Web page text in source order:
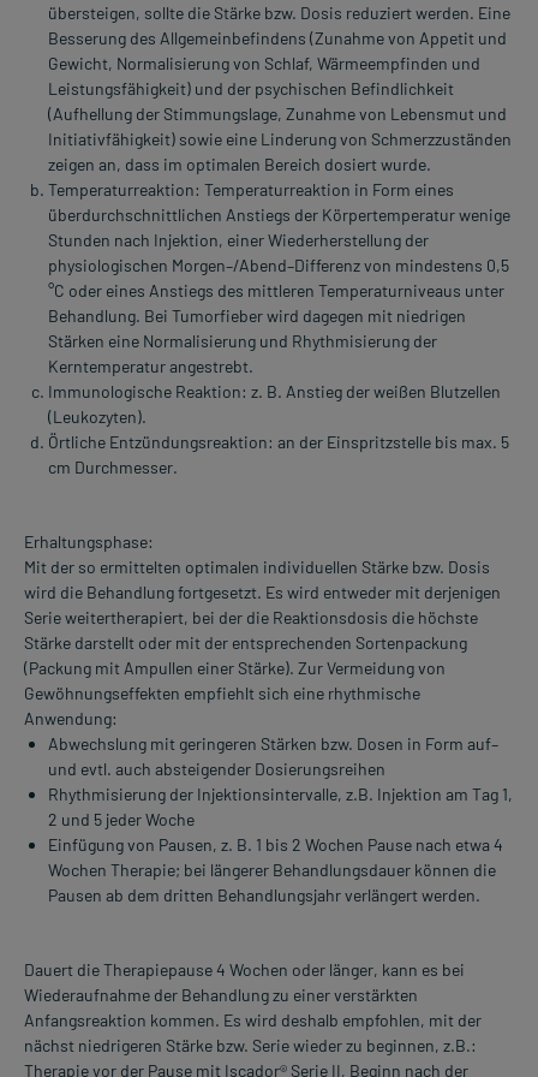
übersteigen, sollte die Stärke bzw. Dosis reduziert werden. Eine
Besserung des Allgemeinbefindens (Zunahme von Appetit und
Gewicht, Normalisierung von Schlaf, Wärmeempfinden und
Leistungsfähigkeit) und der psychischen Befindlichkeit
(Aufhellung der Stimmungslage, Zunahme von Lebensmut und
Initiativfähigkeit) sowie eine Linderung von Schmerzzuständen
zeigen an, dass im optimalen Bereich dosiert wurde.
Temperaturreaktion: Temperaturreaktion in Form eines
überdurchschnittlichen Anstiegs der Körpertemperatur wenige
Stunden nach Injektion, einer Wiederherstellung der
physiologischen Morgen–/Abend–Differenz von mindestens 0,5
°C oder eines Anstiegs des mittleren Temperaturniveaus unter
Behandlung. Bei Tumorfieber wird dagegen mit niedrigen
Stärken eine Normalisierung und Rhythmisierung der
Kerntemperatur angestrebt.
Immunologische Reaktion: z. B. Anstieg der weißen Blutzellen
(Leukozyten).
Örtliche Entzündungsreaktion: an der Einspritzstelle bis max. 5
cm Durchmesser.
Erhaltungsphase:
Mit der so ermittelten optimalen individuellen Stärke bzw. Dosis
wird die Behandlung fortgesetzt. Es wird entweder mit derjenigen
Serie weitertherapiert, bei der die Reaktionsdosis die höchste
Stärke darstellt oder mit der entsprechenden Sortenpackung
(Packung mit Ampullen einer Stärke). Zur Vermeidung von
Gewöhnungseffekten empfiehlt sich eine rhythmische
Anwendung:
Abwechslung mit geringeren Stärken bzw. Dosen in Form auf–
und evtl. auch absteigender Dosierungsreihen
Rhythmisierung der Injektionsintervalle, z.B. Injektion am Tag 1,
2 und 5 jeder Woche
Einfügung von Pausen, z. B. 1 bis 2 Wochen Pause nach etwa 4
Wochen Therapie; bei längerer Behandlungsdauer können die
Pausen ab dem dritten Behandlungsjahr verlängert werden.
Dauert die Therapiepause 4 Wochen oder länger, kann es bei
Wiederaufnahme der Behandlung zu einer verstärkten
Anfangsreaktion kommen. Es wird deshalb empfohlen, mit der
nächst niedrigeren Stärke bzw. Serie wieder zu beginnen, z.B.:
Therapie vor der Pause mit Iscador® Serie II, Beginn nach der